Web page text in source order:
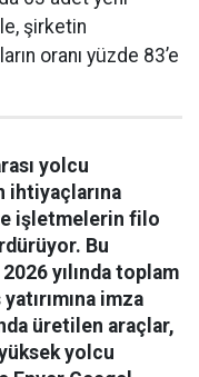
şirketin
oranı yüzde 83’e
yolcu
ihtiyaçlarına
işletmelerin filo
Bu
yılında toplam
imza
üretilen araçlar,
yolcu